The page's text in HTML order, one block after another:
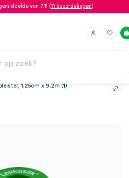
van 7.1! (11 beoordelingen)
1.25cm x 9.2m (1)